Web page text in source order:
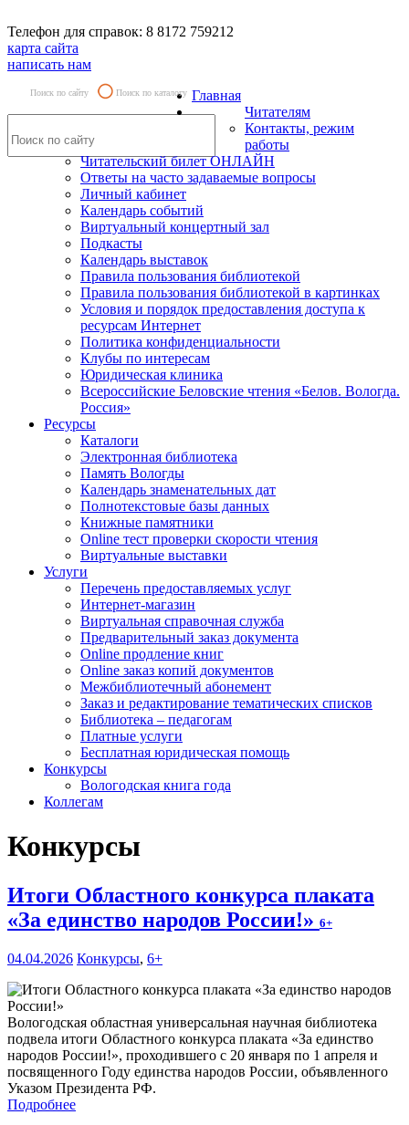
Телефон для справок: 8 8172 759212
карта сайта
написать нам
Поиск по сайту Поиск по каталогу Главная
Читателям
Контакты, режим
работы
Читательский билет ОНЛАЙН
Ответы на часто задаваемые вопросы
Личный кабинет
Календарь событий
Виртуальный концертный зал
Подкасты
Календарь выставок
Правила пользования библиотекой
Правила пользования библиотекой в картинках
Условия и порядок предоставления доступа к
ресурсам Интернет
Политика конфиденциальности
Клубы по интересам
Юридическая клиника
Всероссийские Беловские чтения «Белов. Вологда.
Россия»
Ресурсы
Каталоги
Электронная библиотека
Память Вологды
Календарь знаменательных дат
Полнотекстовые базы данных
Книжные памятники
Online тест проверки скорости чтения
Виртуальные выставки
Услуги
Перечень предоставляемых услуг
Интернет-магазин
Виртуальная справочная служба
Предварительный заказ документа
Online продление книг
Online заказ копий документов
Межбиблиотечный абонемент
Заказ и редактирование тематических списков
Библиотека – педагогам
Платные услуги
Бесплатная юридическая помощь
Конкурсы
Вологодская книга года
Коллегам
Конкурсы
Итоги Областного конкурса плаката
«За единство народов России!» 6+
04.04.2026 Конкурсы, 6+
Вологодская областная универсальная научная библиотека
подвела итоги Областного конкурса плаката «За единство
народов России!», проходившего с 20 января по 1 апреля и
посвященного Году единства народов России, объявленного
Указом Президента РФ.
Подробнее